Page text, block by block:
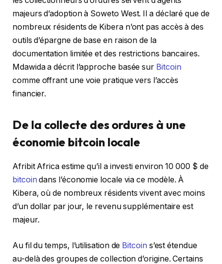
majeurs d’adoption à Soweto West. Il a déclaré que de
nombreux résidents de Kibera n’ont pas accès à des
outils d’épargne de base en raison de la
documentation limitée et des restrictions bancaires.
Mdawida a décrit l’approche basée sur Bitcoin
comme offrant une voie pratique vers l’accès
financier.
De la collecte des ordures à une
économie bitcoin locale
Afribit Africa estime qu’il a investi environ 10 000 $ de
bitcoin dans l’économie locale via ce modèle. À
Kibera, où de nombreux résidents vivent avec moins
d’un dollar par jour, le revenu supplémentaire est
majeur.
Au fil du temps, l’utilisation de Bitcoin s’est étendue
au-delà des groupes de collection d’origine. Certains